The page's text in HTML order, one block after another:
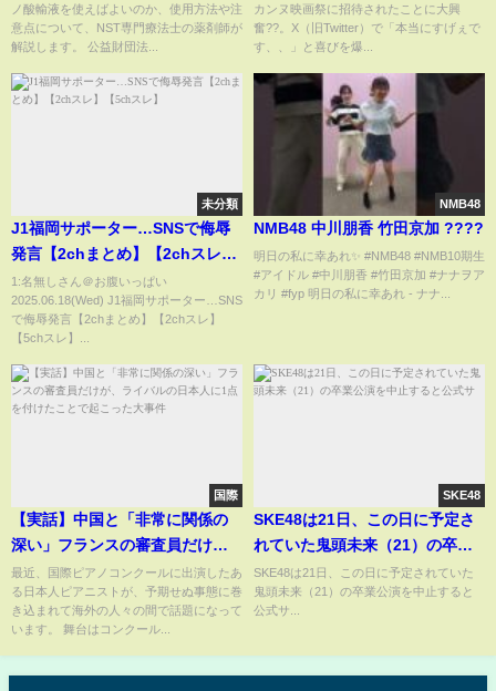
院NST実地修練2021
ノ酸輸液を使えばよいのか、使用方法や注
意点について、NST専門療法士の薬剤師が
解説します。 公益財団法...
すげぇです、、」?
カンヌ映画祭に招待されたことに大興
奮??。X（旧Twitter）で「本当にすげぇで
す、、」と喜びを爆...
未分類
J1福岡サポーター…SNSで侮辱
発言【2chまとめ】【2chスレ】
【5chスレ】
1:名無しさん＠お腹いっぱい
2025.06.18(Wed) J1福岡サポーター…SNS
で侮辱発言【2chまとめ】【2chスレ】
【5chスレ】...
NMB48
NMB48 中川朋香 竹田京加 ????
明日の私に幸あれ✨ #NMB48 #NMB10期生
#アイドル #中川朋香 #竹田京加 #ナナヲア
カリ #fyp 明日の私に幸あれ - ナナ...
国際
【実話】中国と「非常に関係の
深い」フランスの審査員だけ
が、ライバルの日本人に1点を付
けたことで起こった大事件
最近、国際ピアノコンクールに出演したあ
る日本人ピアニストが、予期せぬ事態に巻
き込まれて海外の人々の間で話題になって
います。 舞台はコンクール...
SKE48
SKE48は21日、この日に予定さ
れていた鬼頭未来（21）の卒業
公演を中止すると公式サ
SKE48は21日、この日に予定されていた
鬼頭未来（21）の卒業公演を中止すると
公式サ...